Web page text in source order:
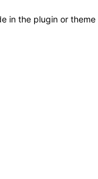
in the plugin or theme